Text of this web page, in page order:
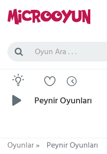
Peynir Oyunları
Oyunlar» Peynir Oyunları